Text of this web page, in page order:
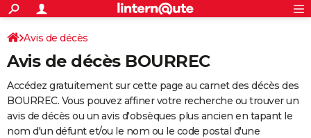
ACTUALITÉS
Politique
Société
Faits Divers
Education
Monde
Villes
+
SPORT
Coupe du monde 2026
Football
Tennis
Cyclisme
Rugby
Forum
Programme TV
TNT
Streaming
Cinéma
Sorties cinéma
Musique
+
FINANCE
Retraite
Epargne
Immobilier
Risques naturels par ville
Banque
Assurance
AUTO
Avis de décès
Avis de décès BOURREC
Accédez gratuitement sur cette page au carnet des décès des
BOURREC. Vous pouvez affiner votre recherche ou trouver un
avis de décès ou un avis d'obsèques plus ancien en tapant le
nom d'un défunt et/ou le nom ou le code postal d'une